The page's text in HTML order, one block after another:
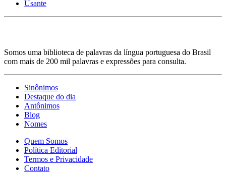
Usante
Somos uma biblioteca de palavras da língua portuguesa do Brasil
com mais de 200 mil palavras e expressões para consulta.
Sinônimos
Destaque do dia
Antônimos
Blog
Nomes
Quem Somos
Política Editorial
Termos e Privacidade
Contato